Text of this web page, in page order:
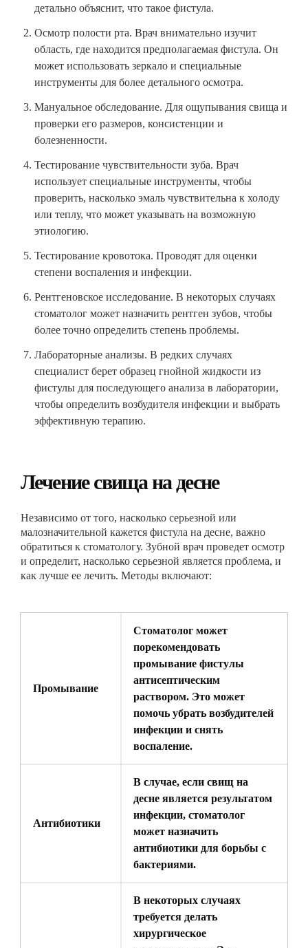
детально объяснит, что такое фистула.
Осмотр полости рта. Врач внимательно изучит
область, где находится предполагаемая фистула. Он
может использовать зеркало и специальные
инструменты для более детального осмотра.
Мануальное обследование. Для ощупывания свища и
проверки его размеров, консистенции и
болезненности.
Тестирование чувствительности зуба. Врач
использует специальные инструменты, чтобы
проверить, насколько эмаль чувствительна к холоду
или теплу, что может указывать на возможную
этиологию.
Тестирование кровотока. Проводят для оценки
степени воспаления и инфекции.
Рентгеновское исследование. В некоторых случаях
стоматолог может назначить рентген зубов, чтобы
более точно определить степень проблемы.
Лабораторные анализы. В редких случаях
специалист берет образец гнойной жидкости из
фистулы для последующего анализа в лаборатории,
чтобы определить возбудителя инфекции и выбрать
эффективную терапию.
Лечение свища на десне
Независимо от того, насколько серьезной или
малозначительной кажется фистула на десне, важно
обратиться к стоматологу. Зубной врач проведет осмотр
и определит, насколько серьезной является проблема, и
как лучше ее лечить. Методы включают:
Промывание
Стоматолог может
порекомендовать
промывание фистулы
антисептическим
раствором. Это может
помочь убрать возбудителей
инфекции и снять
воспаление.
Антибиотики
В случае, если свищ на
десне является результатом
инфекции, стоматолог
может назначить
антибиотики для борьбы с
бактериями.
В некоторых случаях
требуется делать
хирургическое